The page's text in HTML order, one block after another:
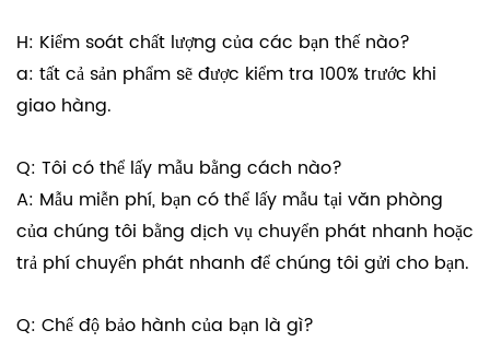
H: Kiểm soát chất lượng của các bạn thế nào?
a: tất cả sản phẩm sẽ được kiểm tra 100% trước khi
giao hàng.
Q: Tôi có thể lấy mẫu bằng cách nào?
A: Mẫu miễn phí, bạn có thể lấy mẫu tại văn phòng
của chúng tôi bằng dịch vụ chuyển phát nhanh hoặc
trả phí chuyển phát nhanh để chúng tôi gửi cho bạn.
Q: Chế độ bảo hành của bạn là gì?